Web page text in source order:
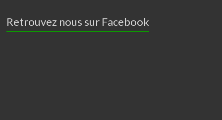
Retrouvez nous sur Facebook